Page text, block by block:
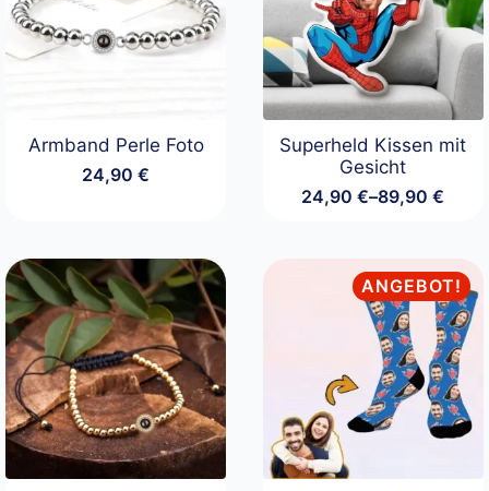
Armband Perle Foto
24,90€
Superheld Kissen mit
Gesicht
24,90€–89,90€
Preisspanne:
89,90 €
ANGEBOT!